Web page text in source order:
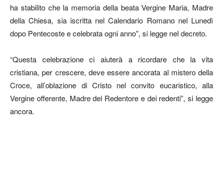
ha stabilito che la memoria della beata Vergine Maria, Madre
della Chiesa, sia iscritta nel Calendario Romano nel Lunedì
dopo Pentecoste e celebrata ogni anno”, si legge nel decreto.
“Questa celebrazione ci aiuterà a ricordare che la vita
cristiana, per crescere, deve essere ancorata al mistero della
Croce, all’oblazione di Cristo nel convito eucaristico, alla
Vergine offerente, Madre del Redentore e dei redenti”, si legge
ancora.